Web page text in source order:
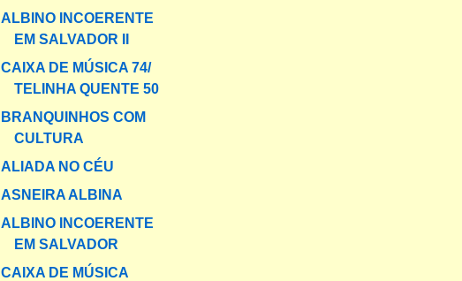
ALBINO INCOERENTE
EM SALVADOR II
CAIXA DE MÚSICA 74/
TELINHA QUENTE 50
BRANQUINHOS COM
CULTURA
ALIADA NO CÉU
ASNEIRA ALBINA
ALBINO INCOERENTE
EM SALVADOR
CAIXA DE MÚSICA